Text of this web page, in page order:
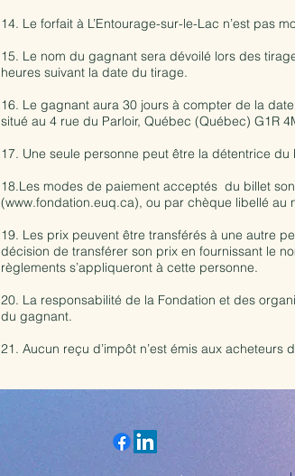
14. Le forfait à L’Entourage-sur-le-Lac n’est pas
15. Le nom du gagnant sera dévoilé lors des
heures suivant la date du tirage.
16. Le gagnant aura 30 jours à compter de la
situé au 4 rue du Parloir, Québec (Québec) G1R
17. Une seule personne peut être la détentrice
18.Les modes de paiement acceptés du billet
(www.fondation.euq.ca), ou par chèque libellé au
19. Les prix peuvent être transférés à une autre
décision de transférer son prix en fournissant le
règlements s’appliqueront à cette personne.
20. La responsabilité de la Fondation et des
du gagnant.
21. Aucun reçu d’impôt n’est émis aux